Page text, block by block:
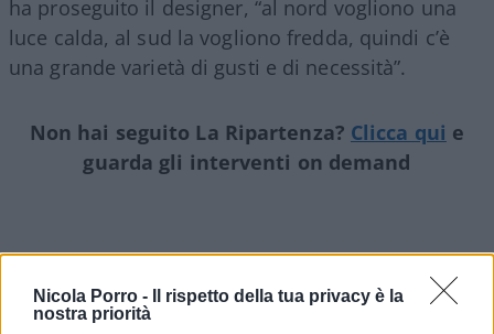
Nicola Porro -
Il rispetto della tua privacy è la
nostra priorità
ha proseguito il designer, “al nord vogliono una
luce calda, al sud la vogliono fredda, quindi c’è
una grande varietà di gusti e di necessità”.
Non hai seguito La Ripartenza? Clicca qui e
guarda gli interventi on demand
Recentemente Palazzari ha dato vita aNemo
Group, un nuovo polo dell’illuminazione tutto
italiano, che consolida il percorso di acquisizioni